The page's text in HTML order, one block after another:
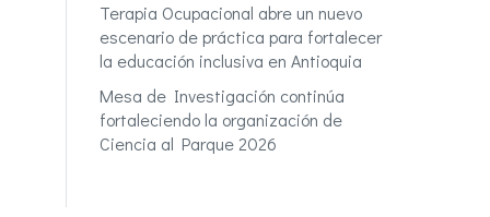
Terapia Ocupacional abre un nuevo
escenario de práctica para fortalecer
la educación inclusiva en Antioquia
Mesa de Investigación continúa
fortaleciendo la organización de
Ciencia al Parque 2026